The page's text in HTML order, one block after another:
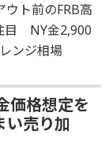
ト前のFRB高
目 NY金2,900
ンジ相場
価格想定を
い売り加